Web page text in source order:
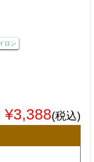
ロン
¥3,388(税込)